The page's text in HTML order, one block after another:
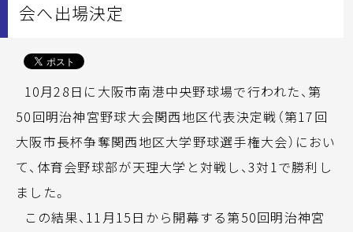
会へ出場決定
10月28日に大阪市南港中央野球場で行われた、第
50回明治神宮野球大会関西地区代表決定戦（第17回
大阪市長杯争奪関西地区大学野球選手権大会）におい
て、体育会野球部が天理大学と対戦し、3対1で勝利し
ました。
この結果、11月15日から開幕する第50回明治神宮